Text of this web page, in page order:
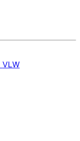
VLW